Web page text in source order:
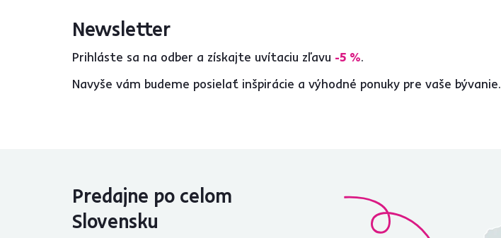
Sklo
Drevo
119
Kov
18
PIGA
1
SANTANA
SIRAN
Newsletter
Prihláste sa na odber a získajte uvítaciu zľavu -5 %.
Navyše vám budeme posielať inšpirácie a výhodné ponuky pre vaše bývanie.
Predajne po celom
Slovensku